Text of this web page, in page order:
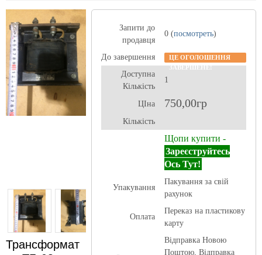
Трансформат
Запити до
продавця
0 (посмотреть)
До завершення
ЦЕ ОГОЛОШЕННЯ
ЗАВЕРШЕНЕ!
Доступна
Кількість
1
ЦІна 750,00гр
Кількість
Щопи купити -
Зареєструйтесь
Ось Тут!
Упакування
Пакування за свій
рахунок
Оплата
Переказ на пластикову
карту
Відправка Новою
Поштою, Відправка